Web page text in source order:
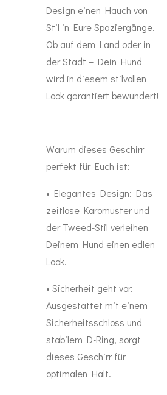
Design einen Hauch von
Stil in Eure Spaziergänge.
Ob auf dem Land oder in
der Stadt – Dein Hund
wird in diesem stilvollen
Look garantiert bewundert!
Warum dieses Geschirr
perfekt für Euch ist:
• Elegantes Design: Das
zeitlose Karomuster und
der Tweed-Stil verleihen
Deinem Hund einen edlen
Look.
• Sicherheit geht vor:
Ausgestattet mit einem
Sicherheitsschloss und
stabilem D-Ring, sorgt
dieses Geschirr für
optimalen Halt.